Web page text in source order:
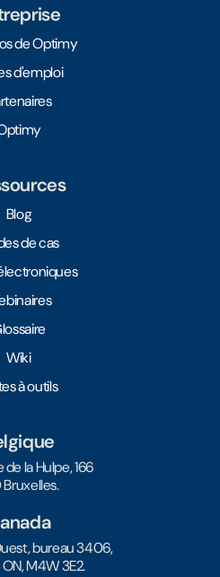
de Optimy
d'emploi
Blog
de cas
Wiki
à outils
la Hulpe, 166
Bruxelles.
bureau 3406,
M4W 3E2.